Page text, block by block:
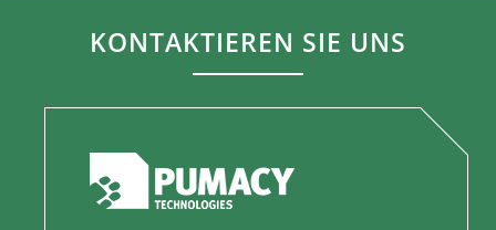
KONTAKTIEREN SIE UNS